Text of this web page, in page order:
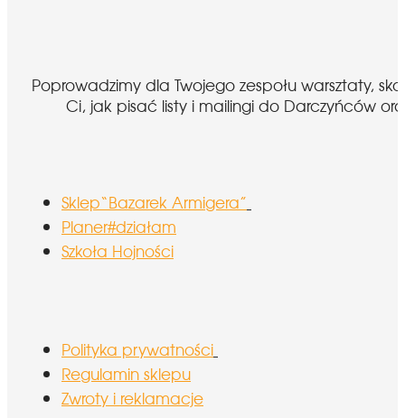
Poprowadzimy dla Twojego zespołu warsztaty,
Ci, jak pisać listy i mailingi do Darczyńców
Sklep“Bazarek Armigera”
Planer#działam
Szkoła Hojności
Polityka prywatności
Regulamin sklepu
Zwroty i reklamacje